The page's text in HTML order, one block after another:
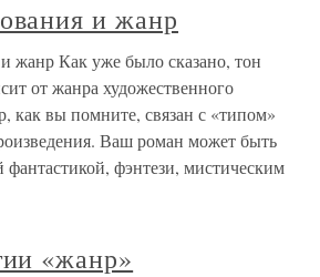
и жанр
жанр Как уже было сказано, тон
от жанра художественного
как вы помните, связан с «типом»
Ваш роман может быть
фэнтези, мистическим
«жанр»